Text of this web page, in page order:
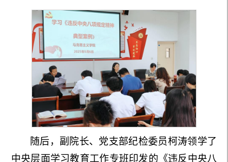
随后，副院长、 党支部纪检委员柯涛领学了
中央层面学习教育工作专班印发的《违反中央八